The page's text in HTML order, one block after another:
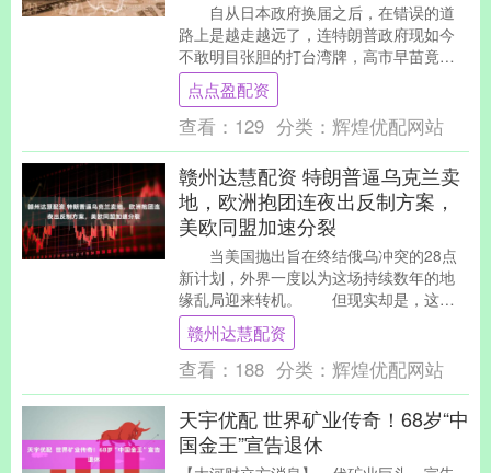
自从日本政府换届之后，在错误的道
路上是越走越远了，连特朗普政府现如今
不敢明目张胆的打台湾牌，高市早苗竟然
敢公开向中国叫板。 面对中国要....
点点盈配资
查看： 129 分类： 辉煌优配网站
赣州达慧配资 特朗普逼乌克兰卖
地，欧洲抱团连夜出反制方案，
美欧同盟加速分裂
当美国抛出旨在终结俄乌冲突的28点
新计划，外界一度以为这场持续数年的地
缘乱局迎来转机。 但现实却是，这份
打着和平旗号的方案非但没有凝聚....
赣州达慧配资
查看： 188 分类： 辉煌优配网站
天宇优配 世界矿业传奇！68岁“中
国金王”宣告退休